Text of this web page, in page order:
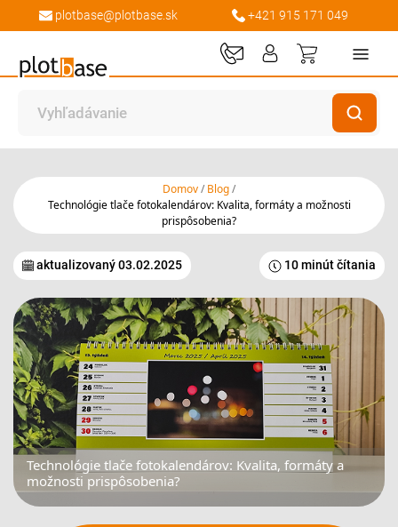
plotbase@plotbase.sk +421 915 171 049
Môj košík
aktualizovaný03.02.2025 10 minút čítania
Domov
Blog
Technológie tlače fotokalendárov: Kvalita, formáty a možnosti
prispôsobenia?
Technológie tlače fotokalendárov: Kvalita, formáty a
možnosti prispôsobenia?